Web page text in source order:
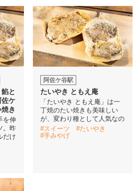
と
ケ
き
を伸
。昨
だけ
阿佐ケ谷駅
たいやき ともえ庵
「たいやき ともえ庵」は一
丁焼のたい焼きも美味しい
が、変わり種として人気なの
#スイーツ
#たいやき
#手みやげ